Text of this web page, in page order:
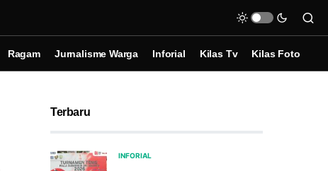
Ragam Jurnalisme Warga Inforial Kilas Tv Kilas Foto
Terbaru
INFORIAL